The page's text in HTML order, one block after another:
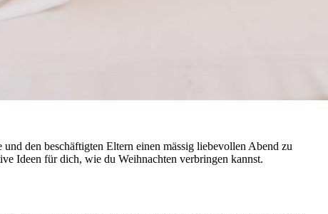
den beschäftigten Eltern einen mässig liebevollen Abend zu
Ideen für dich, wie du Weihnachten verbringen kannst.